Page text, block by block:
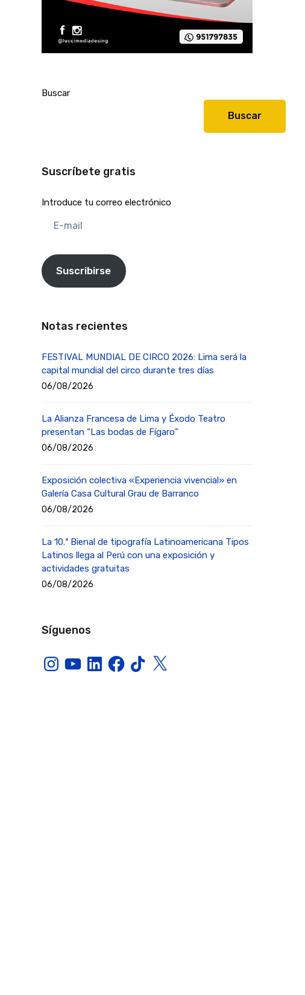
Buscar
Buscar
Suscríbete gratis
Introduce tu correo electrónico
mail
Suscribirse
Notas recientes
FESTIVAL MUNDIAL DE CIRCO 2026: Lima será la
capital mundial del circo durante tres días
06/08/2026
La Alianza Francesa de Lima y Éxodo Teatro
presentan “Las bodas de Fígaro”
06/08/2026
Exposición colectiva «Experiencia vivencial» en
Galería Casa Cultural Grau de Barranco
06/08/2026
La 10.ª Bienal de tipografía Latinoamericana Tipos
Latinos llega al Perú con una exposición y
actividades gratuitas
06/08/2026
Síguenos
InstagramYouTubeLinkedInFacebook
TikTokX